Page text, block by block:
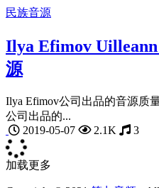
民族音源
Ilya Efimov
源
Ilya Efimov公司出品的音源质
公司出品的...
2019-05-07
2.1K 3
加载更多